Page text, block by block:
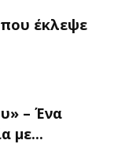
που έκλεψε
– Ένα
με...